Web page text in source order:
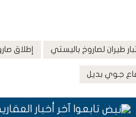
طيران لصاروخ باليستي إطلاق
دفاع جوي بديل
تابعوا آخر أخبار